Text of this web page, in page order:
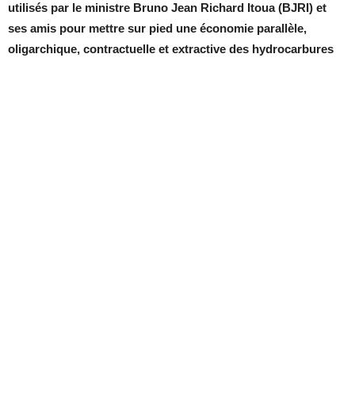
utilisés par le ministre Bruno Jean Richard Itoua (BJRI) et
ses amis pour mettre sur pied une économie parallèle,
oligarchique, contractuelle et extractive des hydrocarbures